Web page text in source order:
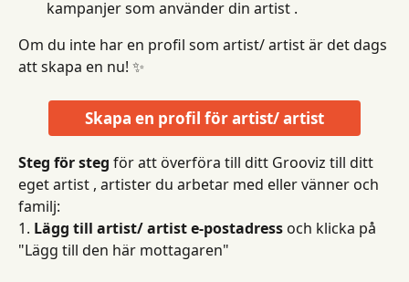
kampanjer som använder din artist .
Om du inte har en profil som artist/ artist är det dags
att skapa en nu! ✨
Skapa en profil för artist/ artist
Steg för steg för att överföra till ditt Grooviz till ditt
eget artist , artister du arbetar med eller vänner och
familj:
1. Lägg till artist/ artist e-postadress och klicka på
"Lägg till den här mottagaren"